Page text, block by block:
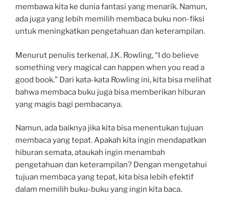
membawa kita ke dunia fantasi yang menarik. Namun,
ada juga yang lebih memilih membaca buku non-fiksi
untuk meningkatkan pengetahuan dan keterampilan.
Menurut penulis terkenal, J.K. Rowling, “I do believe
something very magical can happen when you read a
good book.” Dari kata-kata Rowling ini, kita bisa melihat
bahwa membaca buku juga bisa memberikan hiburan
yang magis bagi pembacanya.
Namun, ada baiknya jika kita bisa menentukan tujuan
membaca yang tepat. Apakah kita ingin mendapatkan
hiburan semata, ataukah ingin menambah
pengetahuan dan keterampilan? Dengan mengetahui
tujuan membaca yang tepat, kita bisa lebih efektif
dalam memilih buku-buku yang ingin kita baca.